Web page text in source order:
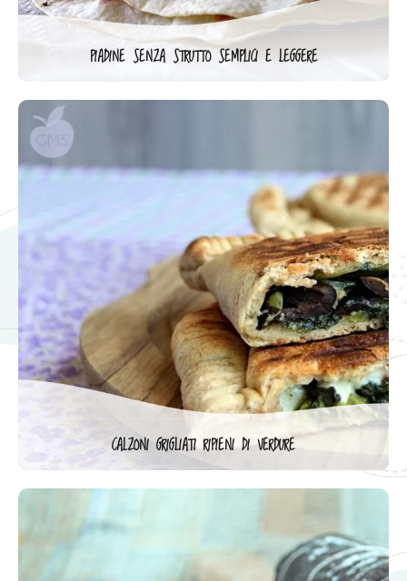
PIADINE SENZA STRUTTO SEMPLICI E LEGGERE
CALZONI GRIGLIATI RIPIENI DI VERDURE